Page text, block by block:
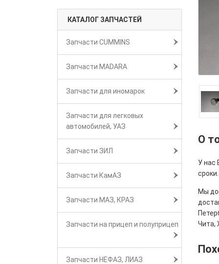
КАТАЛОГ ЗАПЧАСТЕЙ
Запчасти CUMMINS
Запчасти MADARA
Запчасти для иномарок
Запчасти для легковых
автомобилей, УАЗ
Запчасти ЗИЛ
Запчасти КамАЗ
Запчасти МАЗ, КРАЗ
Запчасти на прицеп и полуприцеп
Запчасти НЕФАЗ, ЛИАЗ
О
У нас
сроки.
Мы
Чита,